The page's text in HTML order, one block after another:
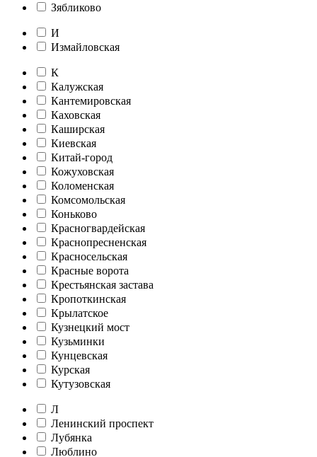
Зябликово
И
Измайловская
К
Калужская
Кантемировская
Каховская
Каширская
Киевская
Китай-город
Кожуховская
Коломенская
Комсомольская
Коньково
Красногвардейская
Краснопресненская
Красносельская
Красные ворота
Крестьянская застава
Кропоткинская
Крылатское
Кузнецкий мост
Кузьминки
Кунцевская
Курская
Кутузовская
Л
Ленинский проспект
Лубянка
Люблино